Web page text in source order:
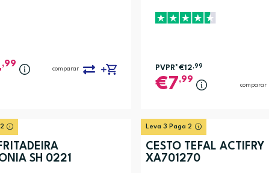
,99
comparar PVPR*€12,99
7,99
comparar
SH 0221
Leva 3 Paga 2
CESTO TEFAL ACTIFRY
XA701270